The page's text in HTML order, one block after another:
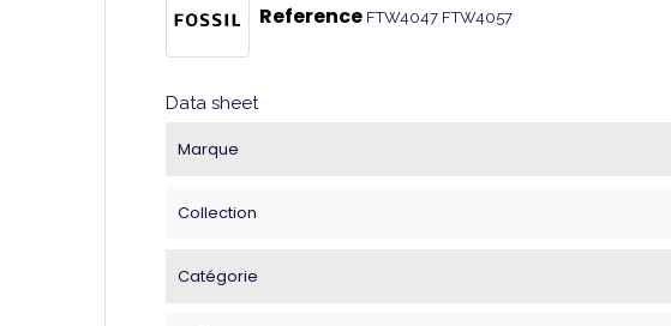
Reference FTW4047 FTW4057
Data sheet
Marque
Collection
Catégorie